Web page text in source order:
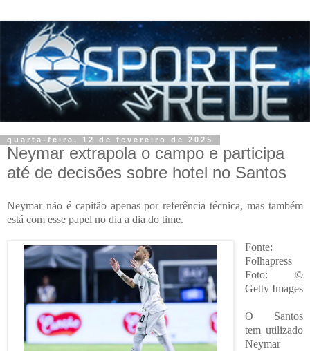
quarta-feira, 12 de fevereiro de 2025
Neymar extrapola o campo e participa
até de decisões sobre hotel no Santos
Neymar não é capitão apenas por referência técnica, mas também
está com esse papel no dia a dia do time.
Fonte:
Folhapress
Foto: ©
Getty Images
O Santos
tem utilizado
Neymar